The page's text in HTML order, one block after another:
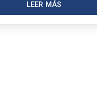
LEER MÁSSOBRE LA